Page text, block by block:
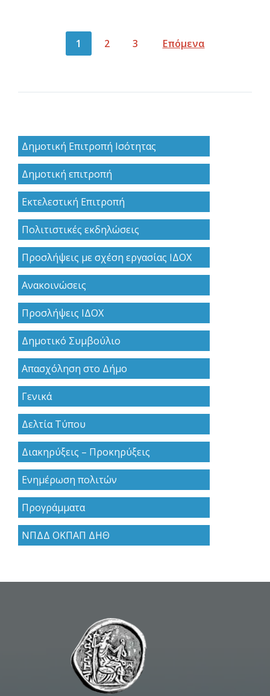
Σελιδοποίηση
άρθρων 1 2 3 Επόμενα
Δημοτική Επιτροπή Ισότητας
Δημοτική επιτροπή
Εκτελεστική Επιτροπή
Πολιτιστικές εκδηλώσεις
Προσλήψεις με σχέση εργασίας ΙΔΟΧ
Ανακoινώσεις
Προσλήψεις ΙΔΟΧ
Δημοτικό Συμβούλιο
Απασχόληση στο Δήμο
Γενικά
Δελτία Τύπου
Διακηρύξεις – Προκηρύξεις
Ενημέρωση πολιτών
Προγράμματα
ΝΠΔΔ ΟΚΠΑΠ ΔΗΘ